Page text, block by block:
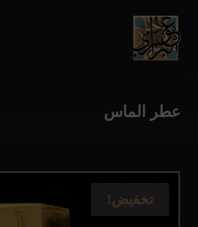
عطر الماس
تخفيض!